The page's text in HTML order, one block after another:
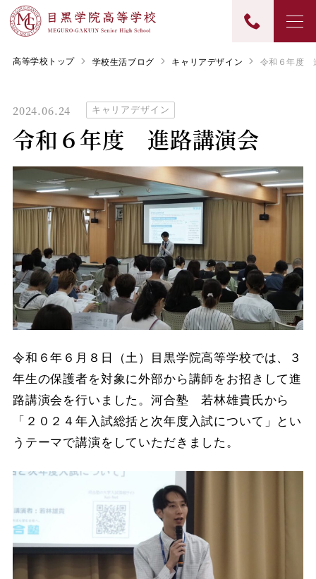
高等学校トップ 学校生活ブログ キャリアデザイン 令和６年度
2024.06.24 キャリアデザイン
令和６年度 進路講演会
令和６年６月８日（土）目黒学院高等学校では、３
年生の保護者を対象に外部から講師をお招きして進
路講演会を行いました。河合塾 若林雄貴氏から
「２０２４年入試総括と次年度入試について」とい
うテーマで講演をしていただきました。